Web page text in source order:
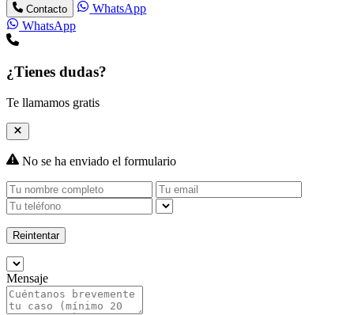
Contacto
WhatsApp
WhatsApp
¿Tienes dudas?
Te llamamos gratis
No se ha enviado el formulario
Reintentar
Mensaje